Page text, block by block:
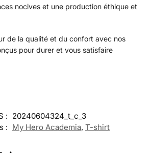
nocives et une production éthique et
de la qualité et du confort avec nos
pour durer et vous satisfaire
: 20240604324_t_c_3
: My Hero Academia, T-shirt